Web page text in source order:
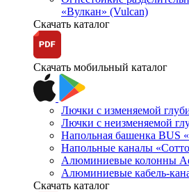
«Вулкан» (Vulcan)
Скачать каталог
Скачать мобильный каталог
Лючки с изменяемой
Лючки с неизменяемой
Напольная башенка BUS
Напольные каналы
Алюминиевые колонны
Алюминиевые кабель-
Скачать каталог